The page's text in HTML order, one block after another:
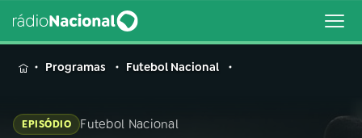
MENUProgramas Futebol Nacional
EPISÓDIO Futebol Nacional